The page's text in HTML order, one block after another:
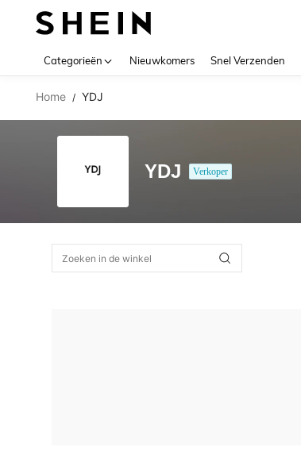
Categorieën Nieuwkomers Snel Verzenden
Home / YDJ
YDJ Verkoper